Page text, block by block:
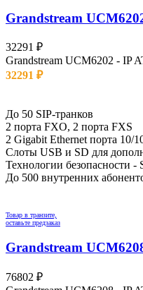
Grandstream
32291 ₽
Grandstream UCM6202 - IP
32291 ₽
До 50 SIP-транков
2 порта FXO, 2 порта FXS
2 Gigabit Ethernet порта 10/
Слоты USB и SD для
Технологии безопасности
До 500 внутренних
Товар в транзите,
оставьте предзаказ
Grandstream
76802 ₽